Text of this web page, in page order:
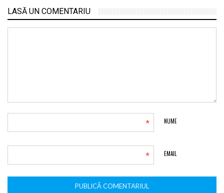
LASĂ UN COMENTARIU
NUME
*
EMAIL
*